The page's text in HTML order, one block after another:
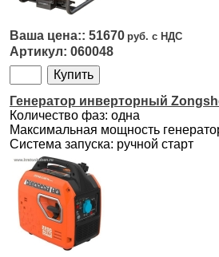
51670
060048
Генератор инверторный
Количество фаз: одна
Максимальная мощность
Система запуска: ручной старт